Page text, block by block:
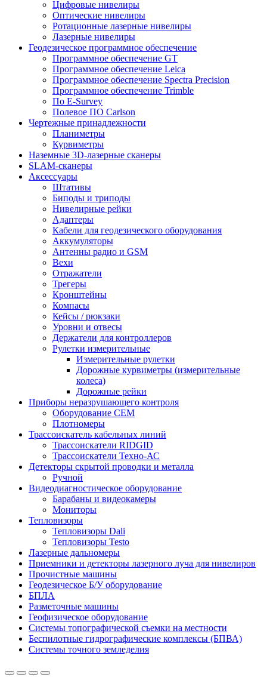
Цифровые нивелиры
Оптические нивелиры
Ротационные лазерные нивелиры
Лазерные нивелиры
Геодезическое программное обеспечение
Программное обеспечение GT
Программное обеспечение Leica
Программное обеспечение Spectra Precision
Программное обеспечение Trimble
По E-Survey
Полевое ПО Carlson
Чертежные принадлежности
Планиметры
Курвиметры
Наземные 3D-лазерные сканеры
SLAM-сканеры
Аксессуары
Штативы
Биподы и триподы
Нивелирные рейки
Адаптеры
Кабели для геодезического оборудования
Аккумуляторы
Антенны радио и GSM
Вехи
Отражатели
Трегеры
Кронштейны
Компасы
Кейсы / рюкзаки
Уровни и отвесы
Держатели для контроллеров
Рулетки измерительные
Измерительные рулетки
Дорожные курвиметры (измерительные
колеса)
Дорожные рейки
Приборы неразрушающего контроля
Оборудование CEM
Плотномеры
Трассоискатель кабельных линий
Трассоискатели RIDGID
Трассоискатели Техно-АС
Детекторы скрытой проводки и металла
Ручной
Видеодиагностическое оборудование
Барабаны и видеокамеры
Мониторы
Тепловизоры
Тепловизоры Dali
Тепловизоры Testo
Лазерные дальномеры
Приемники и детекторы лазерного луча для нивелиров
Прочистные машины
Геодезическое Б/У оборудование
БПЛА
Разметочные машины
Геофизическое оборудование
Системы топографической съемки на местности
Беспилотные гидрографические комплексы (БПВА)
Системы точного земледелия